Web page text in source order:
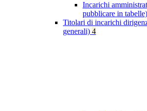
Incarichi
pubblicare in tabelle)
Titolari di incarichi
generali) 4